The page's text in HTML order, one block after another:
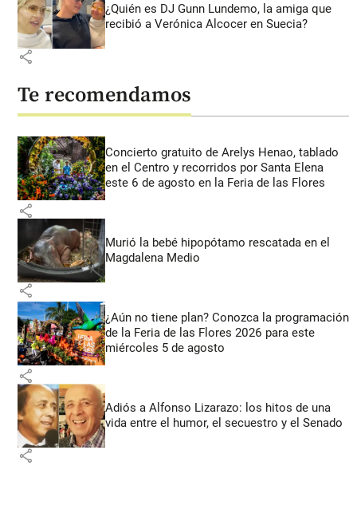
¿Quién es DJ Gunn Lundemo, la amiga que
recibió a Verónica Alcocer en Suecia?
share
Te recomendamos
Concierto gratuito de Arelys Henao, tablado
en el Centro y recorridos por Santa Elena
este 6 de agosto en la Feria de las Flores
share
Murió la bebé hipopótamo rescatada en el
Magdalena Medio
share
¿Aún no tiene plan? Conozca la programación
de la Feria de las Flores 2026 para este
miércoles 5 de agosto
share
Adiós a Alfonso Lizarazo: los hitos de una
vida entre el humor, el secuestro y el Senado
share